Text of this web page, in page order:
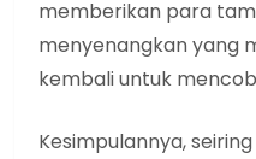
memberikan para
menyenangkan yang
kembali untuk
Kesimpulannya,